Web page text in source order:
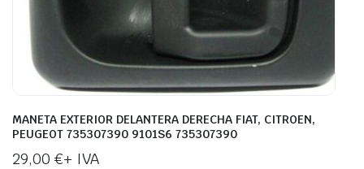
MANETA EXTERIOR DELANTERA DERECHA FIAT, CITROEN,
PEUGEOT 735307390 9101S6 735307390
29,00 €+ IVA